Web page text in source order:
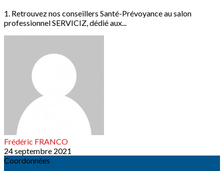
1. Retrouvez nos conseillers Santé-Prévoyance au salon
professionnel SERVICIZ, dédié aux...
Frédéric FRANCO
24 septembre 2021
Coordonnées